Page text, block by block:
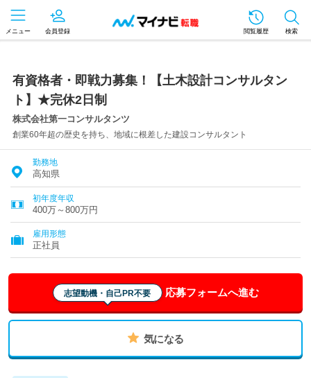
メニュー 会員登録 閲覧履歴 検索
有資格者・即戦力募集！【土木設計コンサルタン
ト】★完休2日制
株式会社第一コンサルタンツ
創業60年超の歴史を持ち、地域に根差した建設コンサルタント
勤務地
高知県
初年度年収
400万～800万円
雇用形態
正社員
志望動機・自己PR不要 応募フォームへ進む
気になる